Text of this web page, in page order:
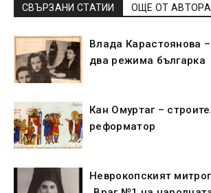
СВЪРЗАНИ СТАТИИ ОЩЕ ОТ АВТОРА
Влада Карастоянова
два режима българка
Кан Омуртаг –
реформатор
Неврокопският